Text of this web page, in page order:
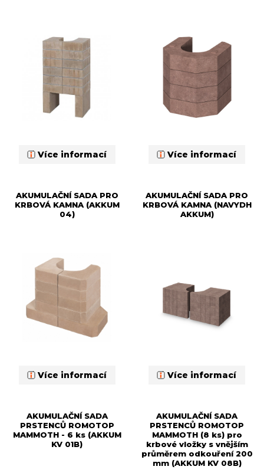
Více informací Více informací
AKUMULAČNÍ SADA PRO
KRBOVÁ KAMNA (AKKUM
04)
Více informací
AKUMULAČNÍ SADA PRO
KRBOVÁ KAMNA (NAVYDH
AKKUM)
Více informací
AKUMULAČNÍ SADA
PRSTENCŮ ROMOTOP
MAMMOTH - 6 ks (AKKUM
KV 01B)
AKUMULAČNÍ SADA
PRSTENCŮ ROMOTOP
MAMMOTH (8 ks) pro
krbové vložky s vnějším
průměrem odkouření 200
mm (AKKUM KV 08B)